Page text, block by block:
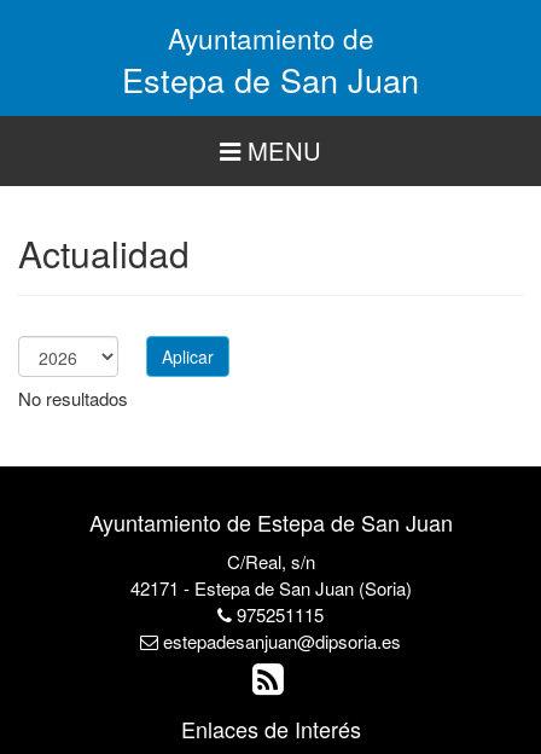
Ayuntamiento de
Estepa de San Juan
MENU
Actualidad
Año
Aplicar
No resultados
Ayuntamiento de Estepa de San Juan
C/Real, s/n
42171 - Estepa de San Juan (Soria)
975251115
estepadesanjuan@dipsoria.es
Enlaces de Interés